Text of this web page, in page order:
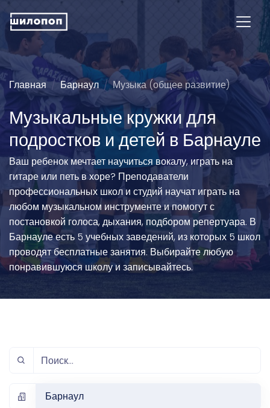
Главная Барнаул Музыка (общее развитие)
Музыкальные кружки для
подростков и детей в Барнауле
Ваш ребенок мечтает научиться вокалу, играть на
гитаре или петь в хоре? Преподаватели
профессиональных школ и студий научат играть на
любом музыкальном инструменте и помогут с
постановкой голоса, дыхания, подбором репертуара. В
Барнауле есть 5 учебных заведений, из которых 5 школ
проводят бесплатные занятия. Выбирайте любую
понравившуюся школу и записывайтесь.
Барнаул